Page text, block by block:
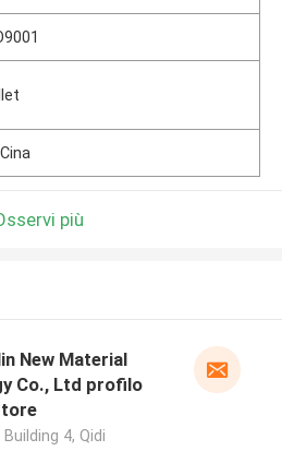
più
New Material
Co., Ltd profilo
4, Qidi